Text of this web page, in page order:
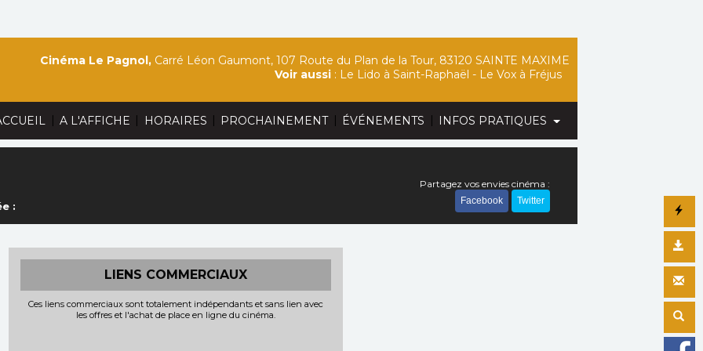
| A L'AFFICHE | HORAIRES | PROCHAINEMENT | ÉVÉNEMENTS | INFOS PRATIQUES
Cinéma Le Pagnol, Carré Léon Gaumont, 107 Route du Plan de la Tour, 83120 SAINTE MAXIME
Voir aussi : Le Lido à Saint-Raphaël - Le Vox à Fréjus
:
Partagez vos envies cinéma :
Facebook Twitter
LIENS COMMERCIAUX
Ces liens commerciaux sont totalement indépendants et sans lien avec
les offres et l'achat de place en ligne du cinéma.